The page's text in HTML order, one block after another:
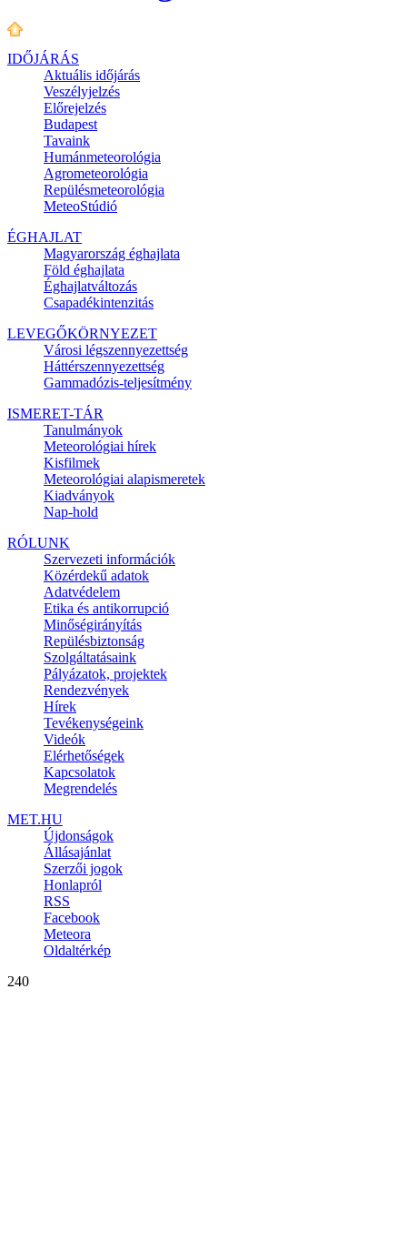
IDŐJÁRÁS
Aktuális időjárás
Veszélyjelzés
Előrejelzés
Budapest
Tavaink
Humánmeteorológia
Agrometeorológia
Repülésmeteorológia
MeteoStúdió
ÉGHAJLAT
Magyarország éghajlata
Föld éghajlata
Éghajlatváltozás
Csapadékintenzitás
LEVEGŐKÖRNYEZET
Városi légszennyezettség
Háttérszennyezettség
Gammadózis-teljesítmény
ISMERET-TÁR
Tanulmányok
Meteorológiai hírek
Kisfilmek
Meteorológiai alapismeretek
Kiadványok
Nap-hold
RÓLUNK
Szervezeti információk
Közérdekű adatok
Adatvédelem
Etika és antikorrupció
Minőségirányítás
Repülésbiztonság
Szolgáltatásaink
Pályázatok, projektek
Rendezvények
Hírek
Tevékenységeink
Videók
Elérhetőségek
Kapcsolatok
Megrendelés
MET.HU
Újdonságok
Állásajánlat
Szerzői jogok
Honlapról
RSS
Facebook
Meteora
Oldaltérkép
240